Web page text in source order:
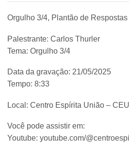
Orgulho 3/4, Plantão de
Palestrante: Carlos Thurler
Tema: Orgulho 3/4
Data da gravação: 21/05/2025
Tempo: 8:33
Local: Centro Espírita União – CEU
Você pode assistir em:
Youtube: youtube.com/